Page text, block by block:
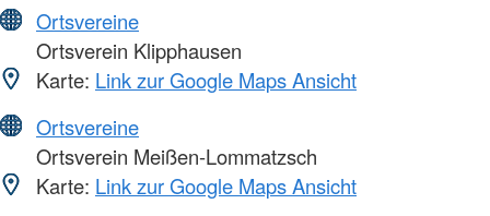
Ortsvereine
Ortsverein Klipphausen
Karte: Link zur Google Maps Ansicht
Ortsvereine
Ortsverein Meißen-Lommatzsch
Karte: Link zur Google Maps Ansicht